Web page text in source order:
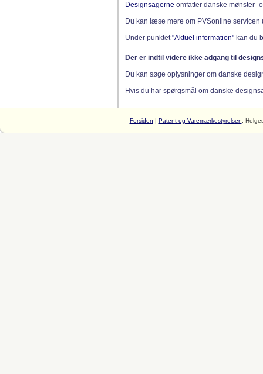
Designsagerne omfatter danske mønster-
Du kan læse mere om PVSonline
Under punktet"Aktuel information" kan du
Der er indtil videre ikke adgang til
Du kan søge oplysninger om danske
Hvis du har spørgsmål om danske
Forsiden | Patent og Varemærkestyrelsen ,